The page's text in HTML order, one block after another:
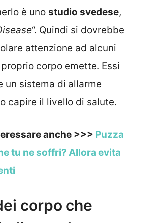
è uno studio svedese,
“. Quindi si dovrebbe
attenzione ad alcuni
corpo emette. Essi
un sistema di allarme
capire il livello di salute.
anche >>> Puzza
tu ne soffri? Allora evita
corpo che